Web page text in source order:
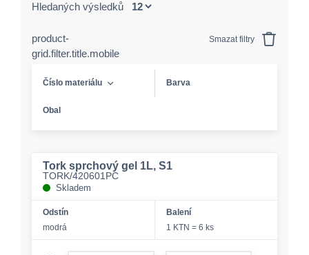
Hledaných výsledků
product-
grid.filter.title.mobile
Smazat filtry
Číslo materiálu Barva
Obal
Tork sprchový gel 1L, S1
TORK/420601PC
Skladem
Odstín
modrá
Balení
1 KTN = 6 ks